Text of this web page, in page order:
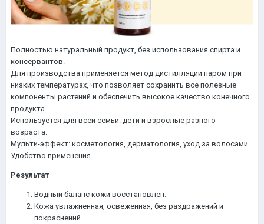
Полностью натуральный продукт, без использования спирта и
консервантов.
Для производства применяется метод дистилляции паром при
низких температурах, что позволяет сохранить все полезные
компоненты растений и обеспечить высокое качество конечного
продукта.
Используется для всей семьи: дети и взрослые разного
возраста.
Мульти-эффект: косметология, дерматология, уход за волосами.
Удобство применения.
Результат
Водный баланс кожи восстановлен.
Кожа увлажненная, освеженная, без раздражений и
покраснений.